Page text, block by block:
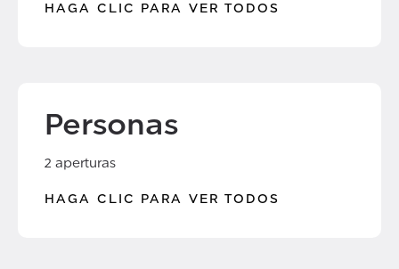
HAGA CLIC PARA VER TODOS
Personas
2 aperturas
HAGA CLIC PARA VER TODOS